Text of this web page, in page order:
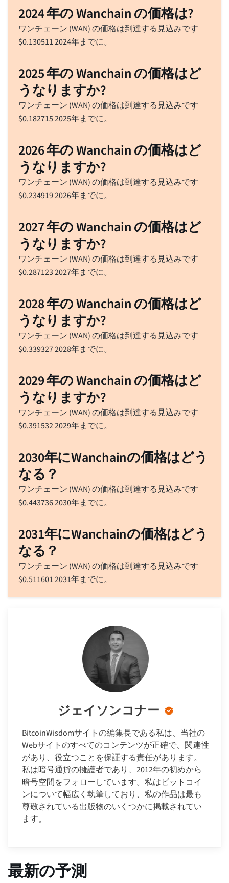
2024 年の Wanchain の価格は?
ワンチェーン (WAN) の価格は到達する見込みです
$0.1305112024年までに。
2025 年の Wanchain の価格はど
うなりますか?
ワンチェーン (WAN) の価格は到達する見込みです
$0.1827152025年までに。
2026 年の Wanchain の価格はど
うなりますか?
ワンチェーン (WAN) の価格は到達する見込みです
$0.2349192026年までに。
2027 年の Wanchain の価格はど
うなりますか?
ワンチェーン (WAN) の価格は到達する見込みです
$0.2871232027年までに。
2028 年の Wanchain の価格はど
うなりますか?
ワンチェーン (WAN) の価格は到達する見込みです
$0.3393272028年までに。
2029 年の Wanchain の価格はど
うなりますか?
ワンチェーン (WAN) の価格は到達する見込みです
$0.3915322029年までに。
2030年にWanchainの価格はどう
なる？
ワンチェーン (WAN) の価格は到達する見込みです
$0.4437362030年までに。
2031年にWanchainの価格はどう
なる？
ワンチェーン (WAN) の価格は到達する見込みです
$0.5116012031年までに。
ジェイソンコナー
BitcoinWisdomサイトの編集長である私は、当社の
Webサイトのすべてのコンテンツが正確で、関連性
があり、役立つことを保証する責任があります。
私は暗号通貨の擁護者であり、2012年の初めから
暗号空間をフォローしています。私はビットコイ
ンについて幅広く執筆しており、私の作品は最も
尊敬されている出版物のいくつかに掲載されてい
ます。
最新の予測